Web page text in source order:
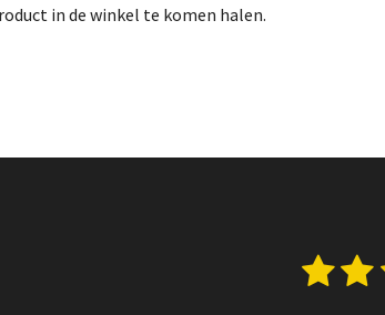
in de winkel te komen halen.
1 2